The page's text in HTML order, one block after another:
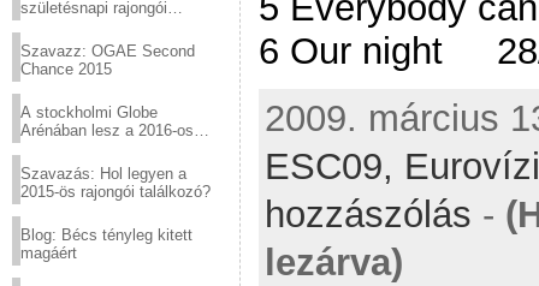
születésnapi rajongói
Szavazz: OGAE Second
Chance 2015
A stockholmi Globe
Arénában lesz a 2016-os
Szavazás: Hol legyen a
2015-ös rajongói találkozó?
Blog: Bécs tényleg kitett
magáért
6 Our night
2009. március
ESC09,
hozzászólás -
lezárva)